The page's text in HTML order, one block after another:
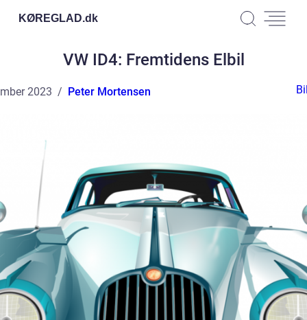
KØREGLAD.dk
VW ID4: Fremtidens Elbil
2023 Peter Mortensen